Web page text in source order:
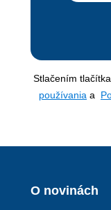
Stlačením
používania a
O novinách